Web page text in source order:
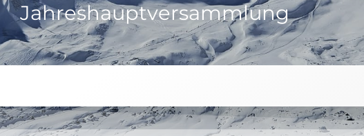
Jahreshauptversammlung